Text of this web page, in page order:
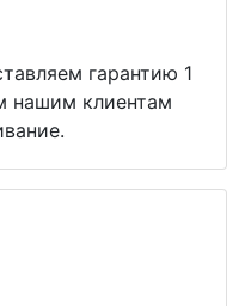
гарантию 1
нашим клиентам